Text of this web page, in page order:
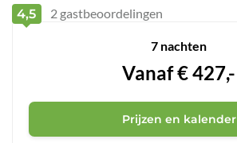
4,5 2gastbeoordelingen
7 nachten
Vanaf€427,-
Prijzen en kalender